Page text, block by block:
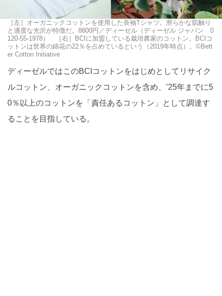
［左］オーガニックコットンを使用した長袖Tシャツ。滑らかな肌触り
と適度な光沢が特徴だ。8800円／ディーゼル（ディーゼル ジャパン 0
120-55-1978） ［右］BCIに加盟している栽培農家のコットン。BCIコ
ットンは世界の綿花の22％を占めているという（2019年時点）。©Bett
er Cotton Initiative
ディーゼルではこのBCIコットンをはじめとしてリサイク
ルコットン、オーガニックコットンを含め、’25年までに5
0％以上のコットンを「責任あるコットン」として調達す
ることを目指している。